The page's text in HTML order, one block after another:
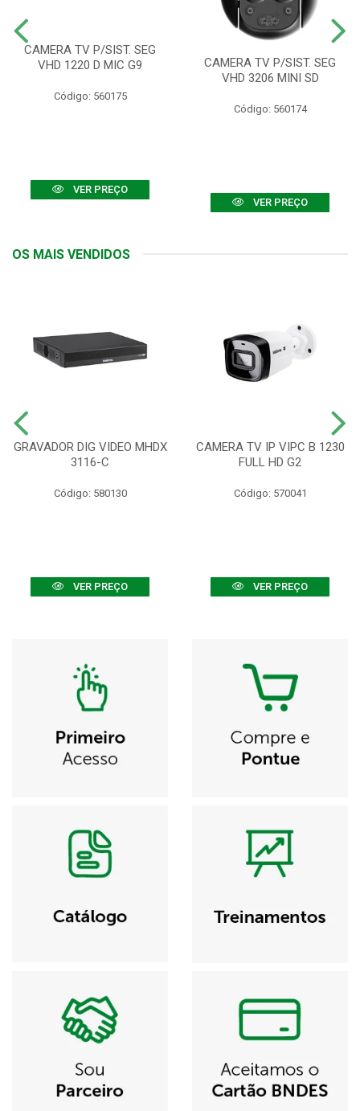
CAMERA TV P/SIST. SEG
VHD 1220 D MIC G9
Código: 560175
VER PREÇO
CAMERA TV P/SIST. SEG
VHD 3206 MINI SD
Código: 560174
VER PREÇO
OS MAIS VENDIDOS
GRAVADOR DIG VIDEO MHDX
3116-C
Código: 580130
VER PREÇO
CAMERA TV IP VIPC B 1230
FULL HD G2
Código: 570041
VER PREÇO